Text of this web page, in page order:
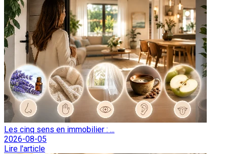
Les cinq sens en immobilier : ...
2026-08-05
Lire l'article